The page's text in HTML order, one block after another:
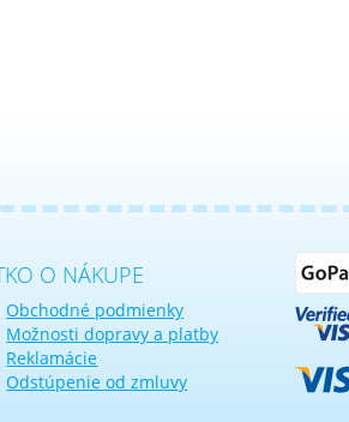
O NÁKUPE
Obchodné podmienky
Možnosti dopravy a platby
Reklamácie
Odstúpenie od zmluvy